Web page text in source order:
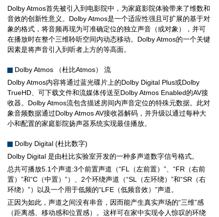
Dolby Atmos首先被引入到电影院中，为家庭影院体验带来了维数和
音效的创新性意义。Dolby Atmos是一个适应性强且可扩展的基于对
象的格式，将音频再现为可准确定位的独立声音（或对象），并可
在播放时在整个三维聆听空间内动态移动。Dolby Atmos的一个关键
因素是将声音引入到听者上方的等高面。
Dolby Atmos （杜比Atmos） 流
Dolby Atmos内容将通过蓝光碟片上的Dolby Digital Plus或Dolby
TrueHD、可下载文件和流媒体传送至Dolby Atmos Enabled的AV接
收器。Dolby Atmos流包含描述房间内声音定位的特殊元数据。此对
象音频数据通过Dolby Atmos AV接收器解码，并升级以通过每种大
小和配置的家庭影院扬声器系统实现最佳播放。
Dolby Digital (杜比数字)
Dolby Digital 是由杜比实验室开发的一种多声道数字信号格式。
总共可播放5.1个声道:3个前置声道（“FL（左前置）”、“FR（右前
置）”和“C（中置）”）、2个环绕声道（“SL（左环绕）”和“SR（右
环绕）”）以及一个用于低频的“LFE（低频音效）”声道。
正因为如此，声道之间没有串音，因而能产生真实声场的“三维”感
（距离感、移动感和位置感）。这样可在家中实现令人惊叹的环绕